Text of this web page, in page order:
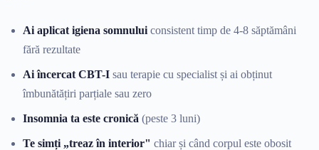
Ai aplicat igiena somnului consistent timp de 4-8 săptămâni
fără rezultate
Ai încercat CBT-I sau terapie cu specialist și ai obținut
îmbunătățiri parțiale sau zero
Insomnia ta este cronică (peste 3 luni)
Te simți „treaz în interior" chiar și când corpul este obosit